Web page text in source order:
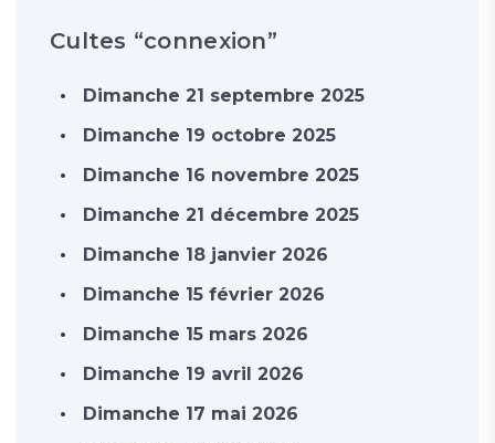
Cultes “connexion”
Dimanche 21 septembre 2025
Dimanche 19 octobre 2025
Dimanche 16 novembre 2025
Dimanche 21 décembre 2025
Dimanche 18 janvier 2026
Dimanche 15 février 2026
Dimanche 15 mars 2026
Dimanche 19 avril 2026
Dimanche 17 mai 2026